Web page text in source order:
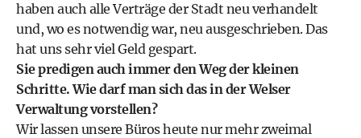
haben auch alle Verträge der Stadt neu verhandelt
und, wo es notwendig war, neu ausgeschrieben. Das
hat uns sehr viel Geld gespart.
Sie predigen auch immer den Weg der kleinen
Schritte. Wie darf man sich das in der Welser
Verwaltung vorstellen?
Wir lassen unsere Büros heute nur mehr zweimal